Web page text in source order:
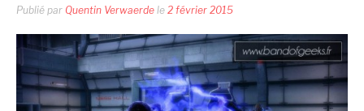
Publié par Quentin Verwaerde le 2 février 2015